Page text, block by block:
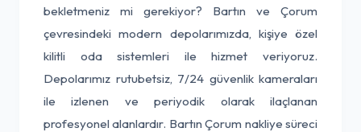
bekletmeniz mi gerekiyor? Bartın ve Çorum
çevresindeki modern depolarımızda, kişiye özel
kilitli oda sistemleri ile hizmet veriyoruz.
Depolarımız rutubetsiz, 7/24 güvenlik kameraları
ile izlenen ve periyodik olarak ilaçlanan
profesyonel alanlardır. Bartın Çorum nakliye süreci